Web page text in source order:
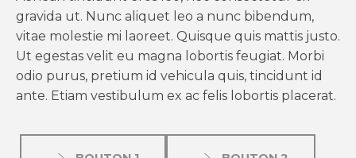
gravida ut. Nunc aliquet leo a nunc bibendum,
vitae molestie mi laoreet. Quisque quis mattis justo.
Ut egestas velit eu magna lobortis feugiat. Morbi
odio purus, pretium id vehicula quis, tincidunt id
ante. Etiam vestibulum ex ac felis lobortis placerat.